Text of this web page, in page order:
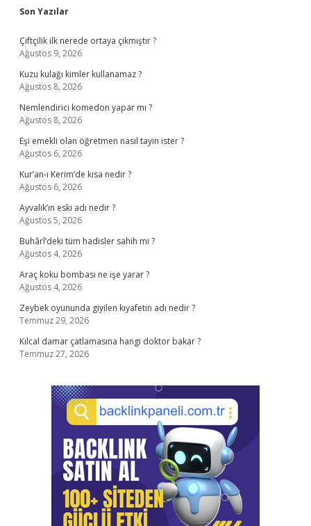
Sidebar
Son Yazılar
Çiftçilik ilk nerede ortaya çıkmıştır ?
Ağustos 9, 2026
Kuzu kulağı kimler kullanamaz ?
Ağustos 8, 2026
Nemlendirici komedon yapar mı ?
Ağustos 8, 2026
Eşi emekli olan öğretmen nasıl tayin ister ?
Ağustos 6, 2026
Kur’an-ı Kerim’de kısa nedir ?
Ağustos 6, 2026
Ayvalık’ın eski adı nedir ?
Ağustos 5, 2026
Buhârî’deki tüm hadisler sahih mi ?
Ağustos 4, 2026
Araç koku bombası ne işe yarar ?
Ağustos 4, 2026
Zeybek oyununda giyilen kıyafetin adı nedir ?
Temmuz 29, 2026
Kılcal damar çatlamasına hangi doktor bakar ?
Temmuz 27, 2026